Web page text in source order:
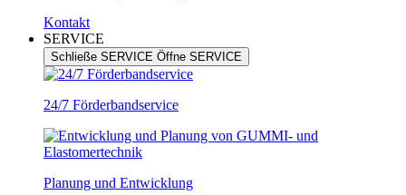
Kontakt
SERVICE
Schließe SERVICE Öffne SERVICE
24/7 Förderbandservice
Planung und Entwicklung